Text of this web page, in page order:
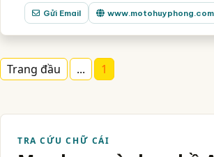
Gửi Email www.motohuyphong.com
Trang đầu ... 1
TRA CỨU CHỮ CÁI